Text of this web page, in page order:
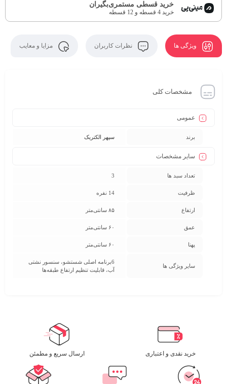
خرید قسطی مستمری‌بگیران
خرید 4 قسطه و 12 قسطه
ویژگی ها نظرات کاربران مزایا و معایب
مشخصات کلی
عمومی
برند سپهر الکتریک
سایر مشخصات
تعداد سبد ها 3
ظرفیت 14 نفره
ارتفاع ۸۵ سانتی‌متر
عمق ۶۰ سانتی‌متر
پهنا ۶۰ سانتی‌متر
سایر ویژگی ها
6برنامه اصلی شستشو، سنسور نشتی
آب، قابلیت تنظیم ارتفاع طبقه‌ها
خرید نقدی و اعتباری ارسال سریع و مطمئن​